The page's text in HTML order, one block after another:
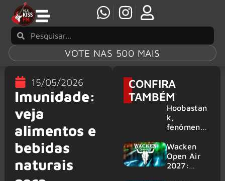
VOTE NAS 500 MAIS
15/05/2026
Imunidade:
veja
alimentos e
bebidas
naturais
CONFIRA
TAMBÉM
Hoobastan
k,
fenômeno
rock anos
2000,
volta ao
Wacken
Open Air
2027: